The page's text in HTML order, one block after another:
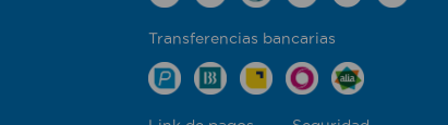
Transferencias bancarias